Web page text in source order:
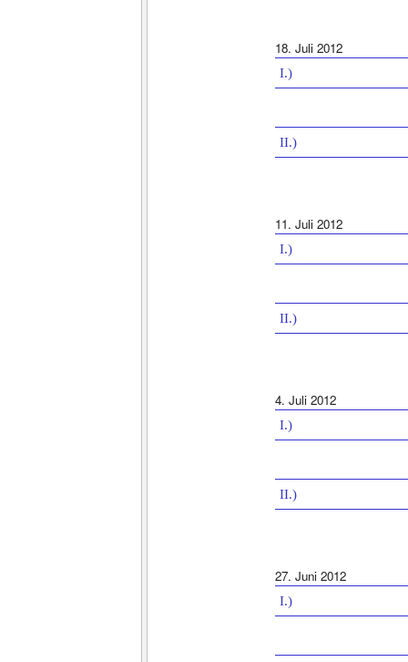
18. Juli 2012
I.)
II.)
11. Juli 2012
I.)
II.)
4. Juli 2012
I.)
II.)
27. Juni 2012
I.)